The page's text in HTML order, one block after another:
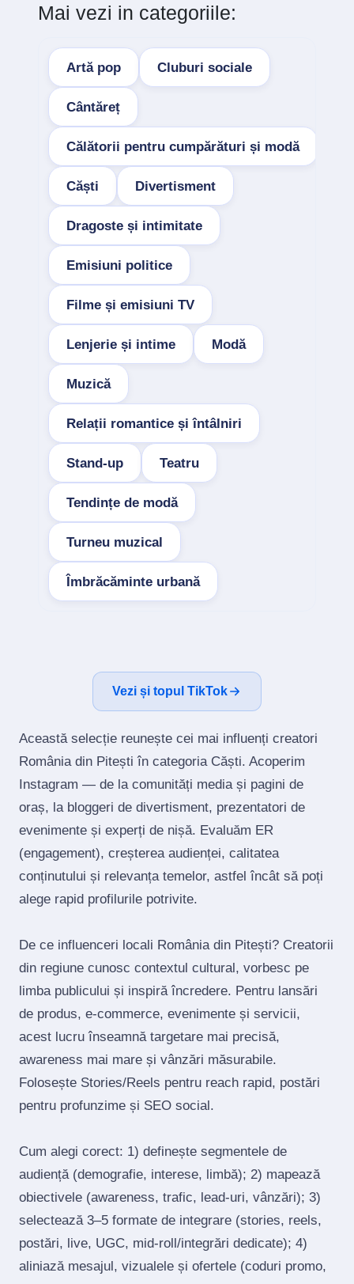
Mai vezi in categoriile:
Artă pop Cluburi sociale
Cântăreț
Călătorii pentru cumpărături și modă
Căști Divertisment
Dragoste și intimitate
Emisiuni politice
Filme și emisiuni TV
Lenjerie și intime Modă
Muzică
Relații romantice și întâlniri
Stand-up Teatru
Tendințe de modă
Turneu muzical
Îmbrăcăminte urbană
Vezi și topul TikTok
Această selecție reunește cei mai influenți creatori
România din Pitești în categoria Căști. Acoperim
Instagram — de la comunități media și pagini de
oraș, la bloggeri de divertisment, prezentatori de
evenimente și experți de nișă. Evaluăm ER
(engagement), creșterea audienței, calitatea
conținutului și relevanța temelor, astfel încât să poți
alege rapid profilurile potrivite.
De ce influenceri locali România din Pitești? Creatorii
din regiune cunosc contextul cultural, vorbesc pe
limba publicului și inspiră încredere. Pentru lansări
de produs, e‑commerce, evenimente și servicii,
acest lucru înseamnă targetare mai precisă,
awareness mai mare și vânzări măsurabile.
Folosește Stories/Reels pentru reach rapid, postări
pentru profunzime și SEO social.
Cum alegi corect: 1) definește segmentele de
audiență (demografie, interese, limbă); 2) mapează
obiectivele (awareness, trafic, lead‑uri, vânzări); 3)
selectează 3–5 formate de integrare (stories, reels,
postări, live, UGC, mid‑roll/integrări dedicate); 4)
aliniază mesajul, vizualele și ofertele (coduri promo,